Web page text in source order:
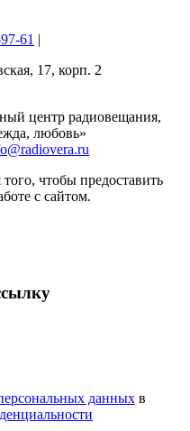
61
17, корп. 2
центр радиовещания,
любовь»
чтобы предоставить
с сайтом.
данных в